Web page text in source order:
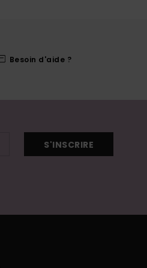
Besoin d'aide ?
S'INSCRIRE